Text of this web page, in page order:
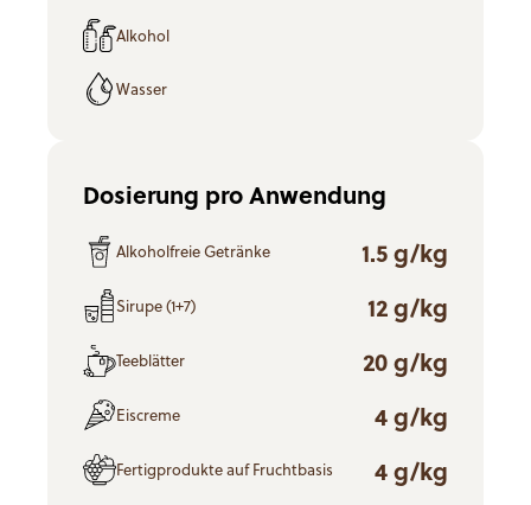
Alkohol
Wasser
Dosierung pro Anwendung
Alkoholfreie Getränke 1.5 g/kg
Sirupe (1+7) 12 g/kg
Teeblätter 20 g/kg
Eiscreme 4 g/kg
Fertigprodukte auf Fruchtbasis 4 g/kg